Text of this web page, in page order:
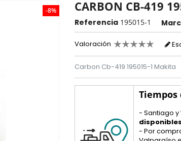
-8% CARBON CB-419
Referencia 195015-1
Valoración
Carbon Cb-419 195015-1 Makita
Tiempos
- Santiago y
disponibles
- Por